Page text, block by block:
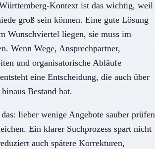
Kontext ist das wichtig, weil
groß sein können. Eine gute Lösung
Wunschviertel liegen, sie muss im
Wenn Wege, Ansprechpartner,
und organisatorische Abläufe
eine Entscheidung, die auch über
Bestand hat.
lieber wenige Angebote sauber prüfen
Ein klarer Suchprozess spart nicht
auch spätere Korrekturen,